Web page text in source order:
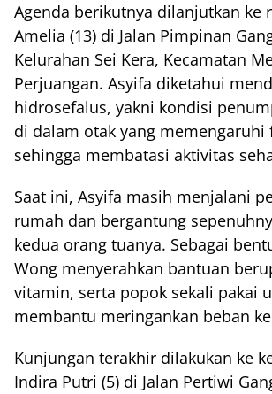
Agenda berikutnya dilanjutkan ke
Amelia (13) di Jalan Pimpinan
Kelurahan Sei Kera, Kecamatan
Perjuangan. Asyifa diketahui
hidrosefalus, yakni kondisi
di dalam otak yang memengaruhi
sehingga membatasi aktivitas
Saat ini, Asyifa masih menjalani
rumah dan bergantung
kedua orang tuanya. Sebagai
Wong menyerahkan bantuan
vitamin, serta popok sekali pakai
membantu meringankan beban
Kunjungan terakhir dilakukan ke
Indira Putri (5) di Jalan Pertiwi